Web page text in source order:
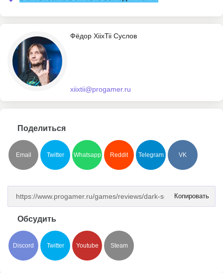
Фёдор XiixTii Суслов
xiixtii@progamer.ru
Поделиться
Email Twitter Whatsapp Reddit Telegram VK
Копировать
Обсудить
Discord Twitter Youtube Steam